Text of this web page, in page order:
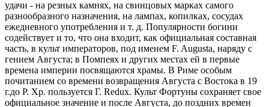
удачи - на резных камнях, на свинцовых марках самого
разнообразного назначения, на лампах, копилках, сосудах
ежедневного употребления и т. д. Популярности богини
содействует и то, что она входит, как официальная составная
часть, в культ императоров, под именем F. Augusta, наряду с
гением Августа; в Помпеях и других местах ей в первые
времена империи посвящаются храмы. В Риме особым
почитанием со времени возвращения Августа с Востока в 19
г.до Р. Хр. пользуется Г. Redux. Культ Фортуны сохраняет свое
официальное значение и после Августа, до поздних времен